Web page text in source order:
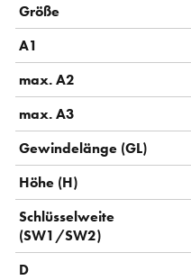
Größe
A1
max. A2
max. A3
Gewindelänge (GL)
Höhe (H)
Schlüsselweite
(SW1/SW2)
D